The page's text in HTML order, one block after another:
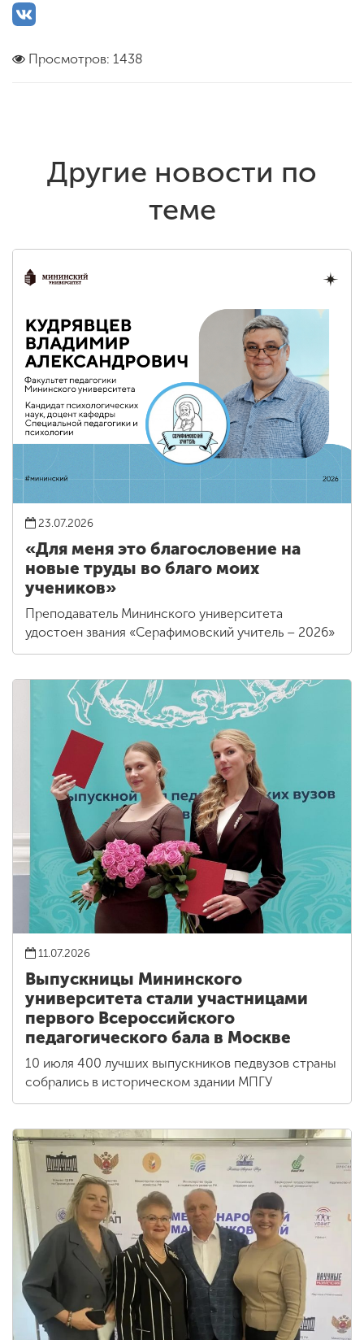
Просмотров: 1438
Другие новости по
теме
23.07.2026
«Для меня это благословение на
новые труды во благо моих
учеников»
Преподаватель Мининского университета
удостоен звания «Серафимовский учитель – 2026»
11.07.2026
Выпускницы Мининского
университета стали участницами
первого Всероссийского
педагогического бала в Москве
10 июля 400 лучших выпускников педвузов страны
собрались в историческом здании МПГУ